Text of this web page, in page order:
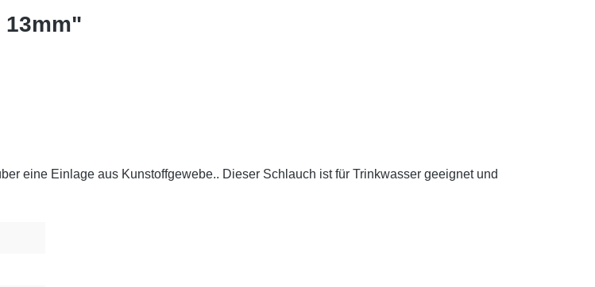
eine Einlage aus Kunstoffgewebe.. Dieser Schlauch ist für Trinkwasser geeignet und